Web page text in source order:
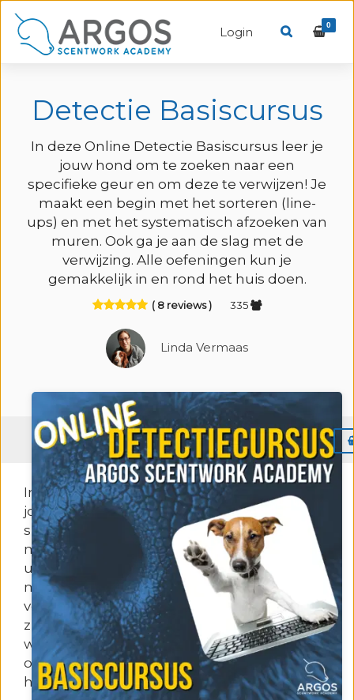
Login 0
Detectie Basiscursus
In deze Online Detectie Basiscursus leer je
jouw hond om te zoeken naar een
specifieke geur en om deze te verwijzen! Je
maakt een begin met het sorteren (line-
ups) en met het systematisch afzoeken van
muren. Ook ga je aan de slag met de
verwijzing. Alle oefeningen kun je
gemakkelijk in en rond het huis doen.
( 8 reviews ) 335
Linda Vermaas
Menu
In dezeOnline Detectie Basiscursus
leer je
jouw hond om te zoeken naar een
specifieke geur en om deze te verwijzen! Je
maakt een begin met het sorteren (line-
ups) en met het systematisch afzoeken van
muren. Ook ga je aan de slag met de
verwijzing: de manier waarop jouw hond laat
zien dat hij de geurbron heeft gevonden en
waar deze zich precies bevindt. Alle
oefeningen kun je gemakkelijk in en rond
het huis doen.